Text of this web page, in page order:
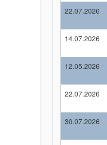
22.07.2026
14.07.2026
12.05.2026
22.07.2026
30.07.2026